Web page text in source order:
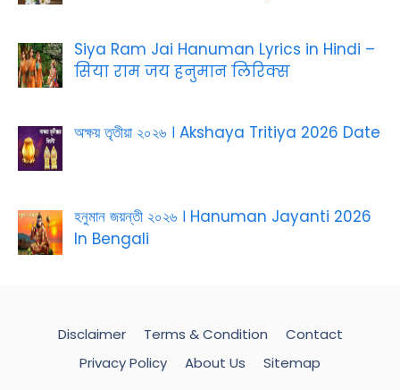
Siya Ram Jai Hanuman Lyrics in Hindi –
सिया राम जय हनुमान लिरिक्स
অক্ষয় তৃতীয়া ২০২৬ । Akshaya Tritiya 2026 Date
হনুমান জয়ন্তী ২০২৬ । Hanuman Jayanti 2026
In Bengali
Disclaimer Terms & Condition
Contact
Privacy Policy
About Us
Sitemap